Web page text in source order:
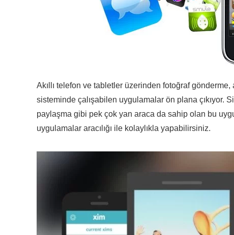
Akıllı telefon ve tabletler üzerinden fotoğraf
sisteminde çalışabilen uygulamalar ön plana çıkıyor.
paylaşma gibi pek çok yan araca da sahip olan bu
uygulamalar aracılığı ile kolaylıkla yapabilirsiniz.